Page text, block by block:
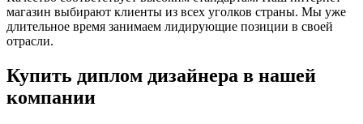
магазин выбирают клиенты из всех уголков страны. Мы уже
длительное время занимаем лидирующие позиции в своей
отрасли.
Купить диплом дизайнера в нашей
компании